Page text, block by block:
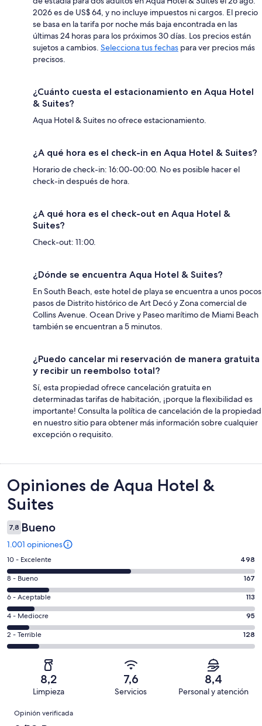
2026 es de US$ 64, y no incluye impuestos ni cargos. El precio
se basa en la tarifa por noche más baja encontrada en las
últimas 24 horas para los próximos 30 días. Los precios están
sujetos a cambios. Selecciona tus fechas para ver precios más
precisos.
¿Cuánto cuesta el estacionamiento en Aqua Hotel
& Suites?
Aqua Hotel & Suites no ofrece estacionamiento.
¿A qué hora es el check-in en Aqua Hotel & Suites?
Horario de check-in: 16:00-00:00. No es posible hacer el
check-in después de hora.
¿A qué hora es el check-out en Aqua Hotel &
Suites?
Check-out: 11:00.
¿Dónde se encuentra Aqua Hotel & Suites?
En South Beach, este hotel de playa se encuentra a unos pocos
pasos de Distrito histórico de Art Decó y Zona comercial de
Collins Avenue. Ocean Drive y Paseo marítimo de Miami Beach
también se encuentran a 5 minutos.
¿Puedo cancelar mi reservación de manera gratuita
y recibir un reembolso total?
Sí, esta propiedad ofrece cancelación gratuita en
determinadas tarifas de habitación, ¡porque la flexibilidad es
importante! Consulta la política de cancelación de la propiedad
en nuestro sitio para obtener más información sobre cualquier
excepción o requisito.
Opiniones
Opiniones de Aqua Hotel &
Suites
7,8 Bueno
1.001 opiniones
Evaluación:
10
-
Excelente.
498
de
1001
opiniones
10 - Excelente 498
Evaluación:
8
-
Bueno.
167
de
opiniones
8 - Bueno 167
Evaluación:
6
-
Aceptable.
113
opiniones
6 - Aceptable 113
Evaluación:
4
-
4 - Mediocre 95
Evaluación:
2
1001
2 - Terrible 128
8,2
Limpieza
7,6
Servicios
8,4
Personal y atención
Opiniones
Opinión verificada